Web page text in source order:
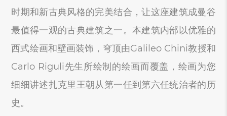
时期和新古典风格的完美结合，让这座建筑成曼谷
最值得一观的古典建筑之一。本建筑内部以优雅的
西式绘画和壁画装饰，穹顶由Galileo Chini教授和
Carlo Riguli先生所绘制的绘画而覆盖，绘画为您
细细讲述扎克里王朝从第一任到第六任统治者的历
史。